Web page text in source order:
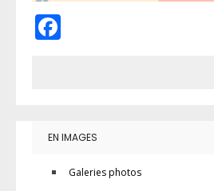
EN IMAGES
Galeries photos